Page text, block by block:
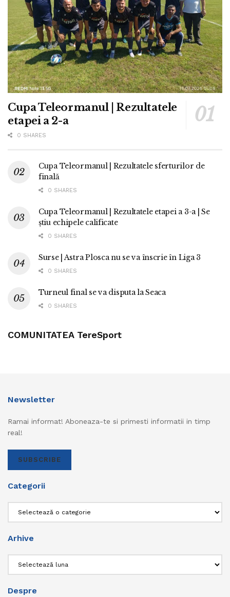
Cupa Teleormanul | Rezultatele
etapei a 2-a
0 SHARES
Cupa Teleormanul | Rezultatele sferturilor de
finală
0 SHARES
Cupa Teleormanul | Rezultatele etapei a 3-a | Se
știu echipele calificate
0 SHARES
Surse | Astra Plosca nu se va înscrie în Liga 3
0 SHARES
Turneul final se va disputa la Seaca
0 SHARES
COMUNITATEA TereSport
Newsletter
Ramai informat! Aboneaza-te si primesti informatii in timp
real!
SUBSCRIBE
Categorii
Arhive
Despre